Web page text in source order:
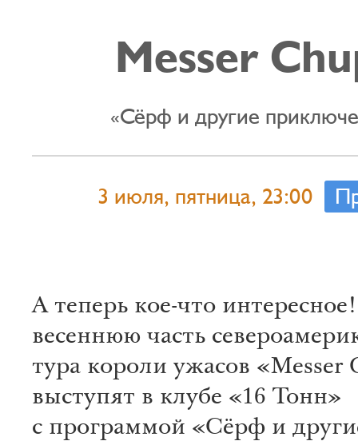
Messer
«Сёрф и другие
3 июля, пятница, 23:00
А теперь кое-что
весеннюю часть
тура короли ужасов «Messer
выступят в клубе «16 Тонн»
с программой «Сёрф и